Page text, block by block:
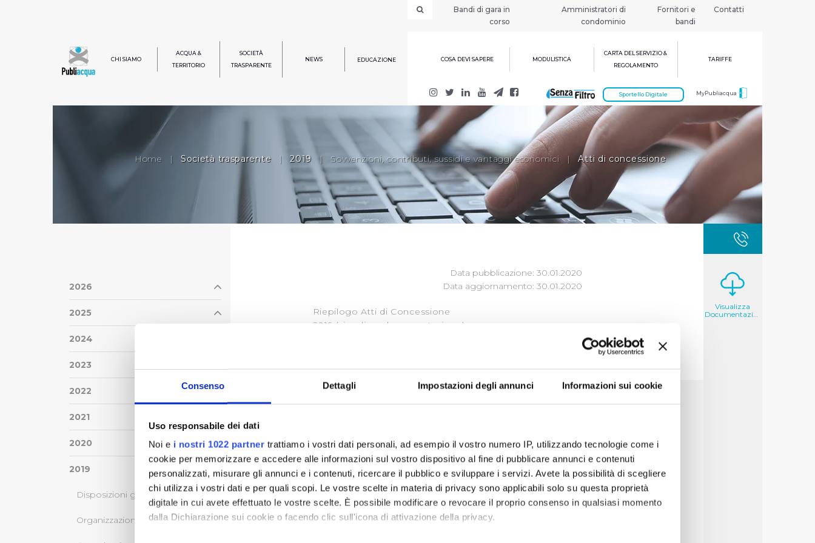
Consenso Dettagli Impostazioni degli annunci Informazioni sui cookie
Uso responsabile dei dati
Noi e i nostri 1022 partner trattiamo i vostri dati personali, ad esempio il vostro numero IP, utilizzando tecnologie come i
cookie per memorizzare e accedere alle informazioni sul vostro dispositivo al fine di pubblicare annunci e contenuti
personalizzati, misurare gli annunci e i contenuti, ricercare il pubblico e sviluppare i servizi. Avete la possibilità di scegliere
chi utilizza i vostri dati e per quali scopi. Le vostre scelte in materia di privacy sono applicabili solo su questa proprietà
digitale in cui avete effettuato le vostre scelte. È possibile modificare o revocare il proprio consenso in qualsiasi momento
dalla Dichiarazione sui cookie o facendo clic sull'icona di attivazione della privacy.
Bandi di gara in
corso
Amministratori di
condominio
Fornitori e
bandi
Contatti
CHI SIAMO
ACQUA &
TERRITORIO
SOCIETÀ
TRASPARENTE
NEWS EDUCAZIONE COSA DEVI SAPERE MODULISTICA
CARTA DEL SERVIZIO &
REGOLAMENTO
TARIFFE
MyPubliacqua
Sportello Digitale
Home | Società trasparente | 2019 | Sovvenzioni, contributi, sussidi e vantaggi economici | Atti di concessione
2026
2025
2024
2023
2022
2021
2020
2019
Disposizioni generali
Organizzazione
Data pubblicazione: 30.01.2020
Data aggiornamento: 30.01.2020
Riepilogo Atti di Concessione
2019 (visualizza documentazione)
« prima … 2 3 4 5 7 8 9 10
Visualizza
Documentazione